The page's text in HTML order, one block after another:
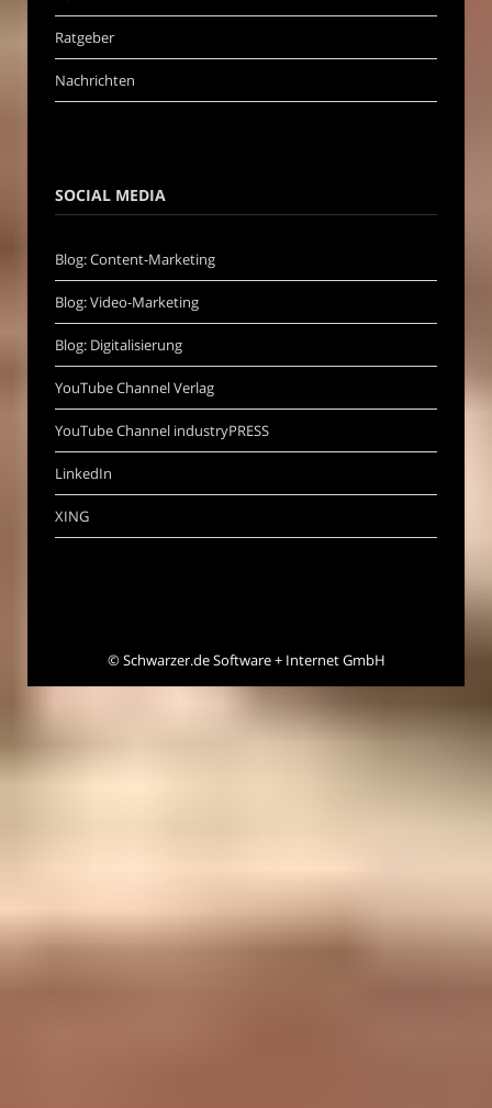
Ratgeber
Nachrichten
SOCIAL MEDIA
Blog: Content-Marketing
Blog: Video-Marketing
Blog: Digitalisierung
YouTube Channel Verlag
YouTube Channel industryPRESS
LinkedIn
XING
©Schwarzer.de Software + Internet GmbH